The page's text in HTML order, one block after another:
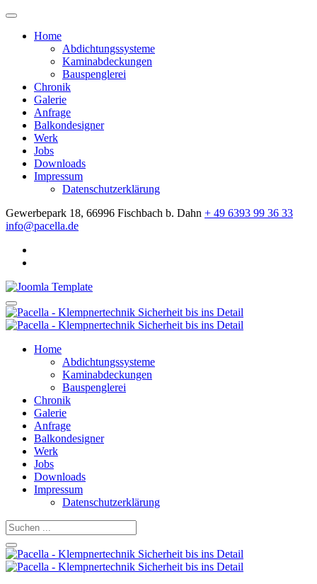
Home
Abdichtungssysteme
Kaminabdeckungen
Bauspenglerei
Chronik
Galerie
Anfrage
Balkondesigner
Werk
Jobs
Downloads
Impressum
Datenschutzerklärung
Gewerbepark 18, 66996 Fischbach b. Dahn + 49 6393 99 36 33
info@pacella.de
Home
Abdichtungssysteme
Kaminabdeckungen
Bauspenglerei
Chronik
Galerie
Anfrage
Balkondesigner
Werk
Jobs
Downloads
Impressum
Datenschutzerklärung